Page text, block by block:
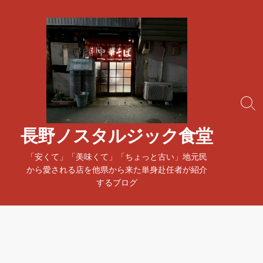
長野ノスタルジック食堂
「安くて」「美味くて」「ちょっと古い」地元民
から愛される店を他県から来た単身赴任者が紹介
するブログ
検